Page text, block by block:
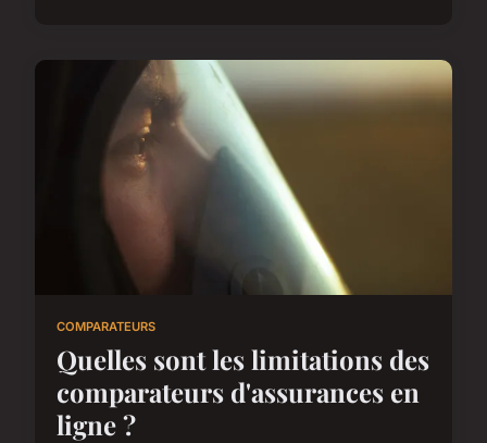
COMPARATEURS
Quelles sont les limitations des
comparateurs d'assurances en
ligne ?